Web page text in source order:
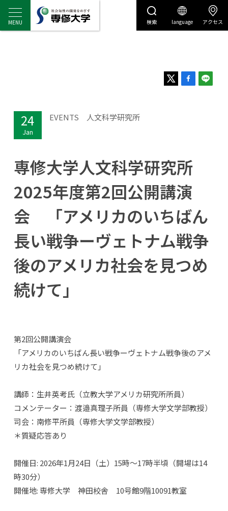
検索 language アクセス
センディナビ センディナビTOP
24
Jan
EVENTS 人文科学研究所
専修大学人文科学研究所
2025年度第2回公開講演
会 「アメリカのいちばん
長い戦争ーヴェトナム戦争
後のアメリカ社会を見つめ
続けて」
第2回公開講演会
「アメリカのいちばん長い戦争ーヴェトナム戦争後のアメ
リカ社会を見つめ続けて」
講師：生井英考氏（立教大学アメリカ研究所所員）
コメンテーター：渡邉真理子所員（専修大学文学部教授）
司会：南修平所員（専修大学文学部教授）
＊質疑応答あり
開催日: 2026年1月24日（土）15時〜17時半頃（開場は14
時30分）
開催地: 専修大学 神田校舎 10号館9階10091教室